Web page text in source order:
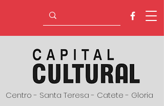
Centro - Santa Teresa - Catete - Gloria